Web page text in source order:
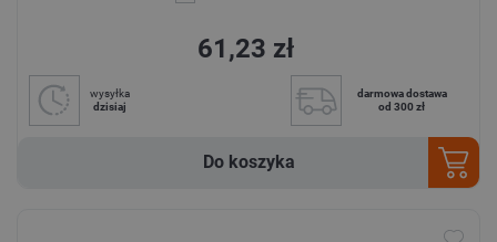
61,23 zł
wysyłka
dzisiaj
darmowa dostawa
od 300 zł
Do koszyka